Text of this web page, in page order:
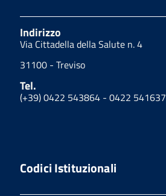
Indirizzo
Via Cittadella della Salute n. 4
31100 - Treviso
Tel.
(+39) 0422 543864 - 0422 541637
Codici Istituzionali